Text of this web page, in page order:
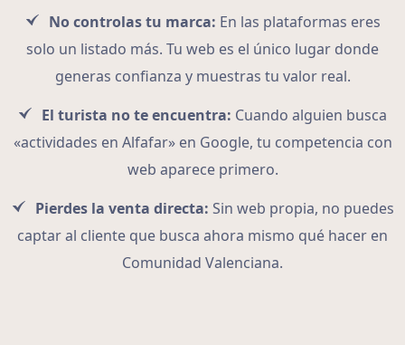
No controlas tu marca: En las plataformas eres
solo un listado más. Tu web es el único lugar donde
generas confianza y muestras tu valor real.
El turista no te encuentra: Cuando alguien busca
«actividades en Alfafar» en Google, tu competencia con
web aparece primero.
Pierdes la venta directa: Sin web propia, no puedes
captar al cliente que busca ahora mismo qué hacer en
Comunidad Valenciana.